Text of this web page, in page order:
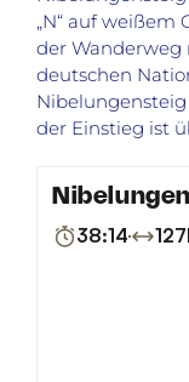
„N“ auf
der
deutschen
der Einstieg ist